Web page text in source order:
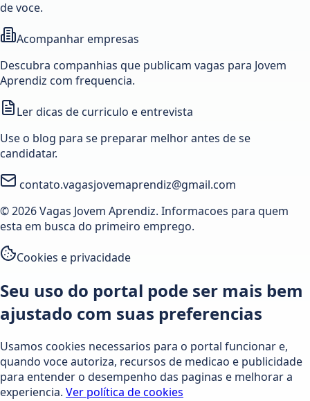
de voce.
Acompanhar empresas
Descubra companhias que publicam vagas para Jovem
Aprendiz com frequencia.
Ler dicas de curriculo e entrevista
Use o blog para se preparar melhor antes de se
candidatar.
contato.vagasjovemaprendiz@gmail.com
© 2026 Vagas Jovem Aprendiz. Informacoes para quem
esta em busca do primeiro emprego.
Cookies e privacidade
Seu uso do portal pode ser mais bem
ajustado com suas preferencias
Usamos cookies necessarios para o portal funcionar e,
quando voce autoriza, recursos de medicao e publicidade
para entender o desempenho das paginas e melhorar a
experiencia. Ver política de cookies